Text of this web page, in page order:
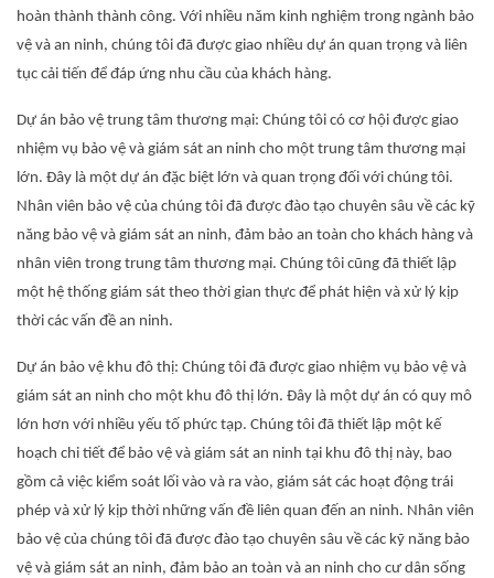
hoàn thành thành công. Với nhiều năm kinh nghiệm trong ngành bảo
vệ và an ninh, chúng tôi đã được giao nhiều dự án quan trọng và liên
tục cải tiến để đáp ứng nhu cầu của khách hàng.
Dự án bảo vệ trung tâm thương mại: Chúng tôi có cơ hội được giao
nhiệm vụ bảo vệ và giám sát an ninh cho một trung tâm thương mại
lớn. Đây là một dự án đặc biệt lớn và quan trọng đối với chúng tôi.
Nhân viên bảo vệ của chúng tôi đã được đào tạo chuyên sâu về các kỹ
năng bảo vệ và giám sát an ninh, đảm bảo an toàn cho khách hàng và
nhân viên trong trung tâm thương mại. Chúng tôi cũng đã thiết lập
một hệ thống giám sát theo thời gian thực để phát hiện và xử lý kịp
thời các vấn đề an ninh.
Dự án bảo vệ khu đô thị: Chúng tôi đã được giao nhiệm vụ bảo vệ và
giám sát an ninh cho một khu đô thị lớn. Đây là một dự án có quy mô
lớn hơn với nhiều yếu tố phức tạp. Chúng tôi đã thiết lập một kế
hoạch chi tiết để bảo vệ và giám sát an ninh tại khu đô thị này, bao
gồm cả việc kiểm soát lối vào và ra vào, giám sát các hoạt động trái
phép và xử lý kịp thời những vấn đề liên quan đến an ninh. Nhân viên
bảo vệ của chúng tôi đã được đào tạo chuyên sâu về các kỹ năng bảo
vệ và giám sát an ninh, đảm bảo an toàn và an ninh cho cư dân sống